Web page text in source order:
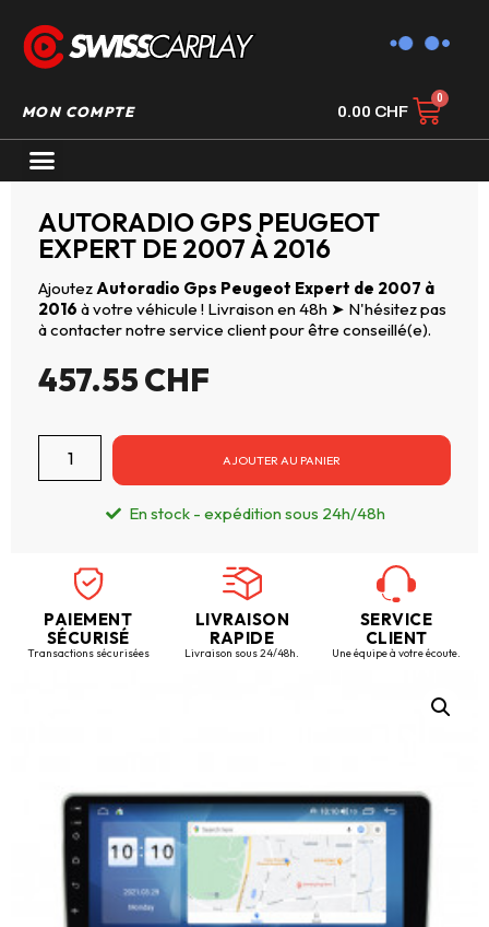
MON COMPTE 0.00 CHF
AUTORADIO GPS PEUGEOT
EXPERT DE 2007 À 2016
Ajoutez Autoradio Gps Peugeot Expert de 2007 à
2016 à votre véhicule ! Livraison en 48h ➤ N'hésitez pas
à contacter notre service client pour être conseillé(e).
457.55CHF
AJOUTER AU PANIER
En stock - expédition sous 24h/48h
PAIEMENT
SÉCURISÉ
Transactions sécurisées
LIVRAISON
RAPIDE
Livraison sous 24/48h.
SERVICE
CLIENT
Une équipe à votre écoute.